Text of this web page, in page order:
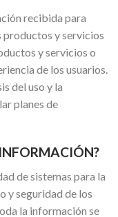
recibida para
productos y servicios
y servicios o
de los usuarios.
del uso y la
planes de
de sistemas para la
y seguridad de los
la información se